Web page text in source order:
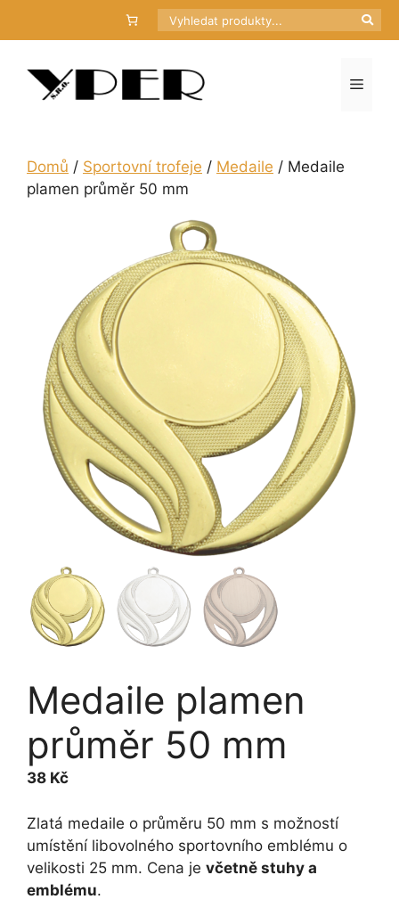
Hledat
Menu
Domů / Sportovní trofeje / Medaile / Medaile
plamen průměr 50 mm
Medaile plamen
průměr 50 mm
38 Kč
Zlatá medaile o průměru 50 mm s možností
umístění libovolného sportovního emblému o
velikosti 25 mm. Cena je včetně stuhy a
emblému.